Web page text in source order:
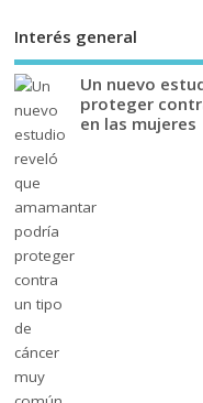
Interés general
Un nuevo
proteger
en las mujeres